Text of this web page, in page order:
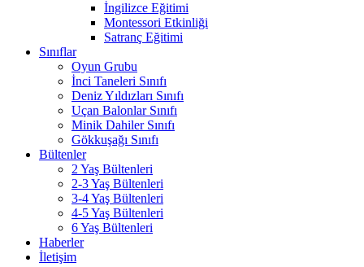
İngilizce Eğitimi
Montessori Etkinliği
Satranç Eğitimi
Sınıflar
Oyun Grubu
İnci Taneleri Sınıfı
Deniz Yıldızları Sınıfı
Uçan Balonlar Sınıfı
Minik Dahiler Sınıfı
Gökkuşağı Sınıfı
Bültenler
2 Yaş Bültenleri
2-3 Yaş Bültenleri
3-4 Yaş Bültenleri
4-5 Yaş Bültenleri
6 Yaş Bültenleri
Haberler
İletişim